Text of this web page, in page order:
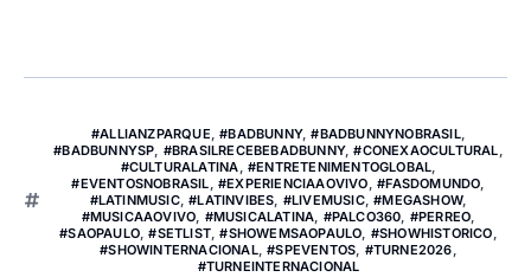
#ALLIANZPARQUE,#BADBUNNY,#BADBUNNYNOBRASIL,
#BADBUNNYSP, #BRASILRECEBEBADBUNNY,#CONEXAOCULTURAL,
#CULTURALATINA, #ENTRETENIMENTOGLOBAL,
#EVENTOSNOBRASIL,#EXPERIENCIAAOVIVO,#FASDOMUNDO,
#LATINMUSIC,#LATINVIBES, #LIVEMUSIC,#MEGASHOW,
#MUSICAAOVIVO, #MUSICALATINA, #PALCO360, #PERREO,
#SAOPAULO,#SETLIST,#SHOWEMSAOPAULO, #SHOWHISTORICO,
#SHOWINTERNACIONAL,#SPEVENTOS, #TURNE2026,
#TURNEINTERNACIONAL